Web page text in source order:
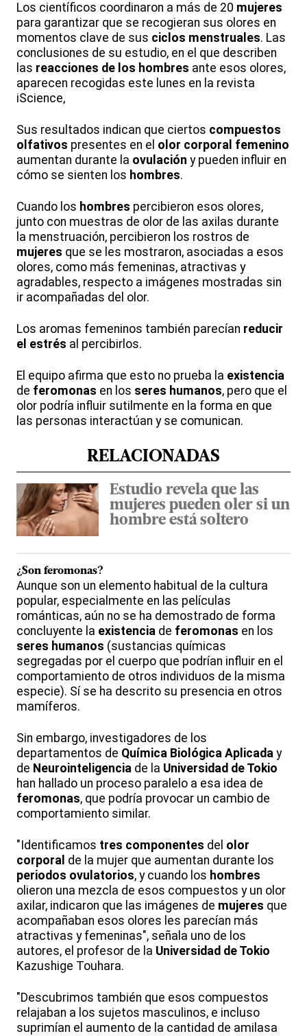
Los científicos coordinaron a más de 20 mujeres
para garantizar que se recogieran sus olores en
momentos clave de sus ciclos menstruales. Las
conclusiones de su estudio, en el que describen
las reacciones de los hombres ante esos olores,
aparecen recogidas este lunes en la revista
iScience,
Sus resultados indican que ciertos compuestos
olfativos presentes en el olor corporal femenino
aumentan durante la ovulación y pueden influir en
cómo se sienten los hombres.
Cuando los hombres percibieron esos olores,
junto con muestras de olor de las axilas durante
la menstruación, percibieron los rostros de
mujeres que se les mostraron, asociadas a esos
olores, como más femeninas, atractivas y
agradables, respecto a imágenes mostradas sin
ir acompañadas del olor.
Los aromas femeninos también parecían reducir
el estrés al percibirlos.
El equipo afirma que esto no prueba la existencia
de feromonas en los seres humanos, pero que el
olor podría influir sutilmente en la forma en que
las personas interactúan y se comunican.
RELACIONADAS
Estudio revela que las
mujeres pueden oler si un
hombre está soltero
¿Son feromonas?
Aunque son un elemento habitual de la cultura
popular, especialmente en las películas
románticas, aún no se ha demostrado de forma
concluyente la existencia de feromonas en los
seres humanos (sustancias químicas
segregadas por el cuerpo que podrían influir en el
comportamiento de otros individuos de la misma
especie). Sí se ha descrito su presencia en otros
mamíferos.
Sin embargo, investigadores de los
departamentos de Química Biológica Aplicada y
de Neurointeligencia de la Universidad de Tokio
han hallado un proceso paralelo a esa idea de
feromonas, que podría provocar un cambio de
comportamiento similar.
"Identificamos tres componentes del olor
corporal de la mujer que aumentan durante los
periodos ovulatorios, y cuando los hombres
olieron una mezcla de esos compuestos y un olor
axilar, indicaron que las imágenes de mujeres que
acompañaban esos olores les parecían más
atractivas y femeninas", señala uno de los
autores, el profesor de la Universidad de Tokio
Kazushige Touhara.
"Descubrimos también que esos compuestos
relajaban a los sujetos masculinos, e incluso
suprimían el aumento de la cantidad de amilasa